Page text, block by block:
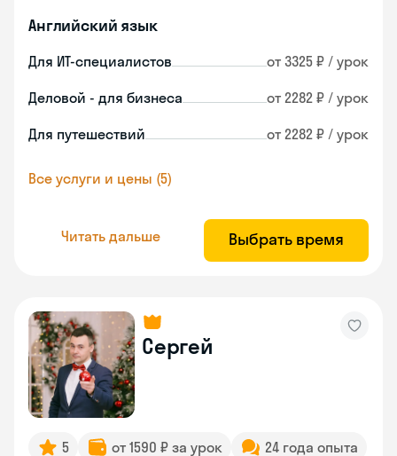
Английский язык
Для ИТ-специалистов от 3325 ₽ / урок
Деловой - для бизнеса от 2282 ₽ / урок
Для путешествий от 2282 ₽ / урок
Все услуги и цены (5)
Читать дальше Выбрать время
Сергей
5 от 1590 ₽ за урок
24 года опыта